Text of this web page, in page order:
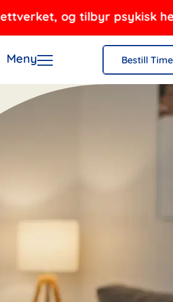
og tilbyr psykisk
Meny Bestill